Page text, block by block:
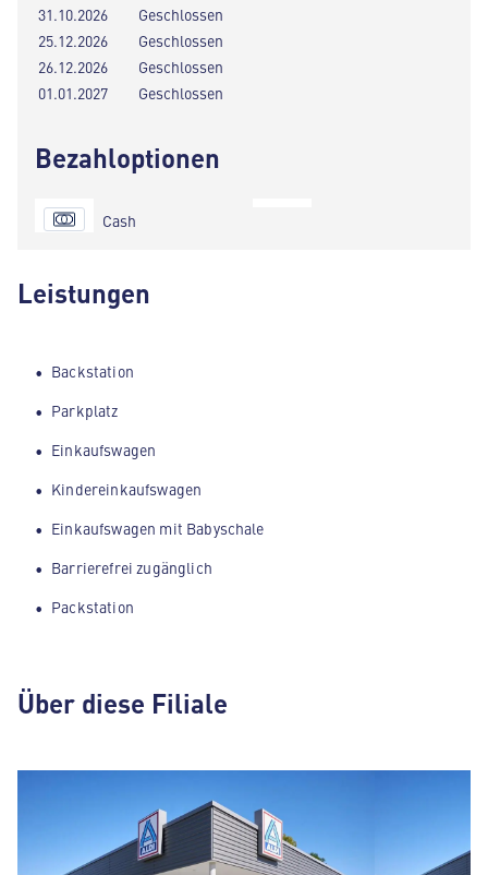
31.10.2026
Geschlossen
25.12.2026
Geschlossen
26.12.2026
Geschlossen
01.01.2027
Geschlossen
Bezahloptionen
Cash
Leistungen
Backstation
Parkplatz
Einkaufswagen
Kindereinkaufswagen
Einkaufswagen mit Babyschale
Barrierefrei zugänglich
Packstation
Über diese Filiale